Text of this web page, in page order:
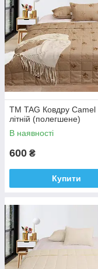
ТМ TAG Ковдру Camel
літній (полегшене)
В наявності
600 ₴
Купити